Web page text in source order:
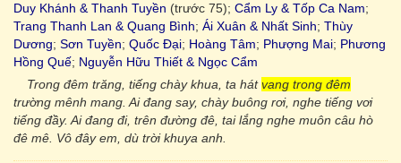
Duy Khánh & Thanh Tuyền (trước 75); Cẩm Ly & Tốp Ca Nam;
Trang Thanh Lan & Quang Bình; Ái Xuân & Nhất Sinh; Thùy
Dương; Sơn Tuyền; Quốc Đại; Hoàng Tâm; Phượng Mai; Phương
Hồng Quế; Nguyễn Hữu Thiết & Ngọc Cẩm
Trong đêm trăng, tiếng chày khua, ta hátvang trong đêm
trường mênh mang. Ai đang say, chày buông rơi, nghe tiếng vơi
tiếng đầy. Ai đang đi, trên đường đê, tai lắng nghe muôn câu hò
đê mê. Vô đây em, dù trời khuya anh.